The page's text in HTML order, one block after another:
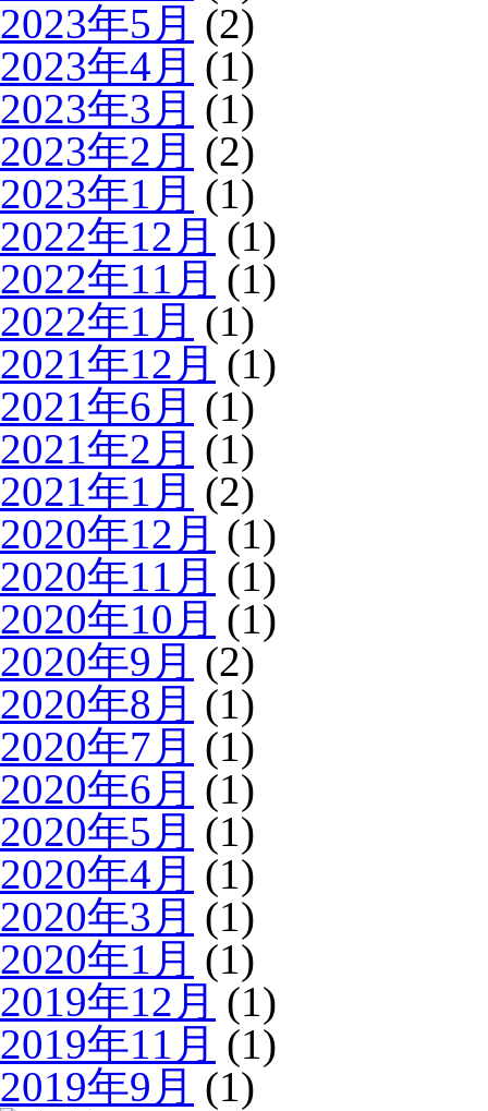
2023年5月 (2)
2023年4月 (1)
2023年3月 (1)
2023年2月 (2)
2023年1月 (1)
2022年12月 (1)
2022年11月 (1)
2022年1月 (1)
2021年12月 (1)
2021年6月 (1)
2021年2月 (1)
2021年1月 (2)
2020年12月 (1)
2020年11月 (1)
2020年10月 (1)
2020年9月 (2)
2020年8月 (1)
2020年7月 (1)
2020年6月 (1)
2020年5月 (1)
2020年4月 (1)
2020年3月 (1)
2020年1月 (1)
2019年12月 (1)
2019年11月 (1)
2019年9月 (1)